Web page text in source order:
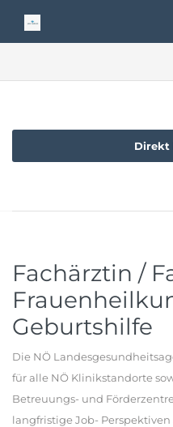
Direkt
Fachärztin /
Geburtshilfe
Die NÖ
für alle NÖ Klinikstandorte
Betreuungs- und
langfristige Job-